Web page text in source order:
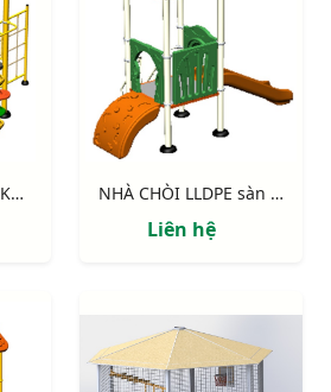
NHÀ CHÒI HDPE NIK114041M NHÀ CHÒI LLDPE sàn 900 NIK113040B
Liên hệ